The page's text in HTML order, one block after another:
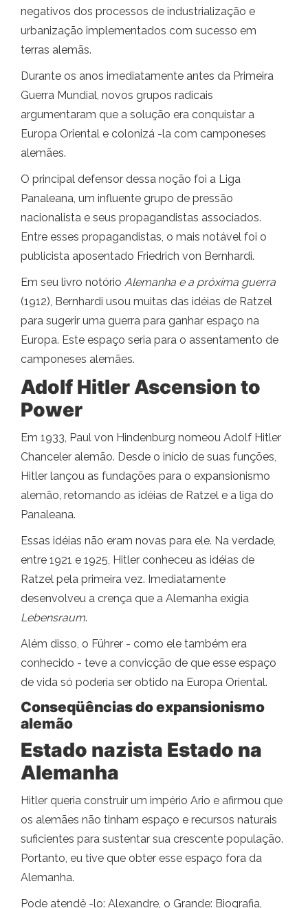
negativos dos processos de industrialização e
urbanização implementados com sucesso em
terras alemãs.
Durante os anos imediatamente antes da Primeira
Guerra Mundial, novos grupos radicais
argumentaram que a solução era conquistar a
Europa Oriental e colonizá -la com camponeses
alemães.
O principal defensor dessa noção foi a Liga
Panaleana, um influente grupo de pressão
nacionalista e seus propagandistas associados.
Entre esses propagandistas, o mais notável foi o
publicista aposentado Friedrich von Bernhardi.
Em seu livro notório Alemanha e a próxima guerra
(1912), Bernhardi usou muitas das idéias de Ratzel
para sugerir uma guerra para ganhar espaço na
Europa. Este espaço seria para o assentamento de
camponeses alemães.
Adolf Hitler Ascension to
Power
Em 1933, Paul von Hindenburg nomeou Adolf Hitler
Chanceler alemão. Desde o início de suas funções,
Hitler lançou as fundações para o expansionismo
alemão, retomando as idéias de Ratzel e a liga do
Panaleana.
Essas idéias não eram novas para ele. Na verdade,
entre 1921 e 1925, Hitler conheceu as idéias de
Ratzel pela primeira vez. Imediatamente
desenvolveu a crença que a Alemanha exigia
Lebensraum.
Além disso, o Führer - como ele também era
conhecido - teve a convicção de que esse espaço
de vida só poderia ser obtido na Europa Oriental.
Conseqüências do expansionismo
alemão
Estado nazista Estado na
Alemanha
Hitler queria construir um império Ario e afirmou que
os alemães não tinham espaço e recursos naturais
suficientes para sustentar sua crescente população.
Portanto, eu tive que obter esse espaço fora da
Alemanha.
Pode atendê -lo: Alexandre, o Grande: Biografia,